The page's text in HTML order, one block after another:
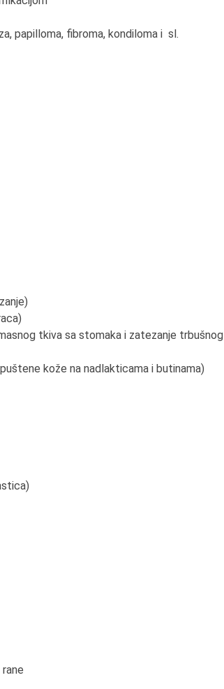
papilloma, fibroma, kondiloma i sl.
tkiva sa stomaka i zatezanje trbušnog
kože na nadlakticama i butinama)